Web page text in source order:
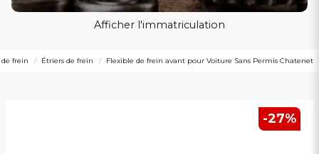
Afficher l'immatriculation
de frein Étriers de frein Flexible de frein avant pour Voiture Sans Permis Chatenet
-27%